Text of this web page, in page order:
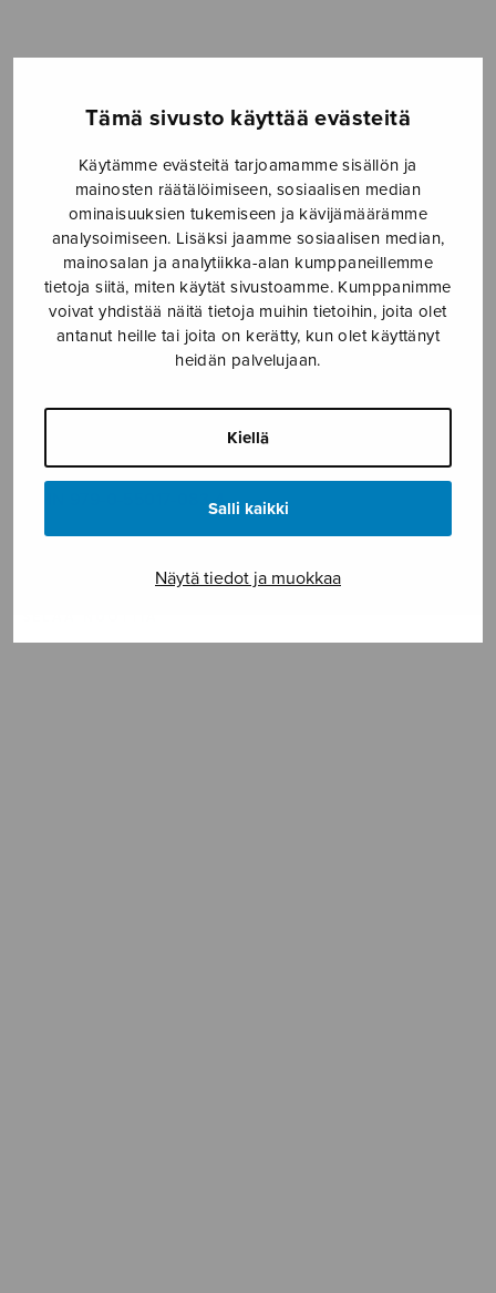
Tämä sivusto käyttää evästeitä
Käytämme evästeitä tarjoamamme sisällön ja
mainosten räätälöimiseen, sosiaalisen median
ominaisuuksien tukemiseen ja kävijämäärämme
analysoimiseen. Lisäksi jaamme sosiaalisen median,
mainosalan ja analytiikka-alan kumppaneillemme
tietoja siitä, miten käytät sivustoamme. Kumppanimme
voivat yhdistää näitä tietoja muihin tietoihin, joita olet
antanut heille tai joita on kerätty, kun olet käyttänyt
heidän palvelujaan.
Kiellä
Salli kaikki
Näytä tiedot ja muokkaa
näkyjä
määrä
OSTOSKORIIN
Tuotetunnus (SKU): S3083
ISMN 979-0-55017-083-4